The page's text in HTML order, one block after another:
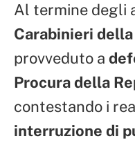
Al termine degli
Carabinieri
provveduto a
Procura della
contestando i
interruzione di